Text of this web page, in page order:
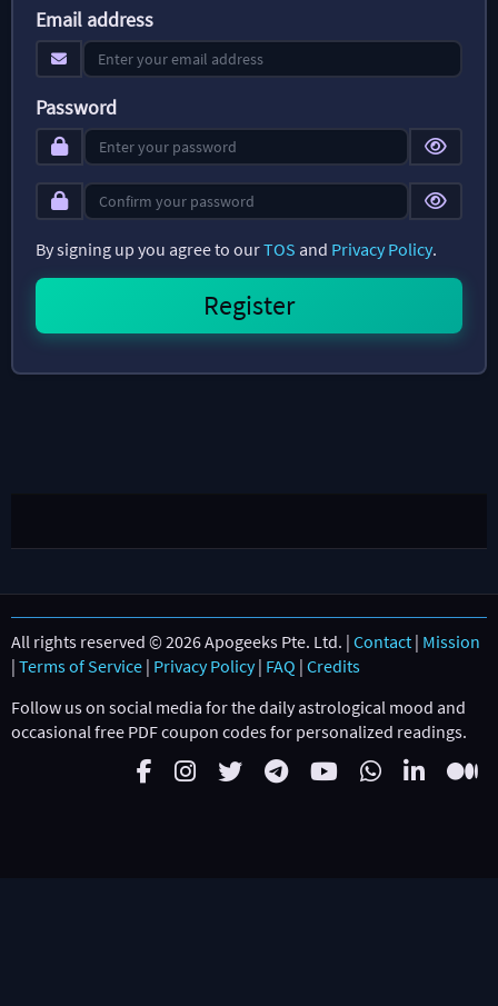
Email address
Password
By signing up you agree to ourTOS and Privacy Policy.
All rights reserved © 2026 Apogeeks Pte. Ltd. | Contact | Mission
| Terms of Service | Privacy Policy| FAQ | Credits
Follow us on social media for the daily astrological mood and
occasional free PDF coupon codes for personalized readings.